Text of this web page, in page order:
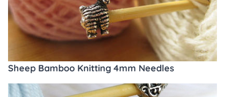
Sheep Bamboo Knitting 4mm Needles